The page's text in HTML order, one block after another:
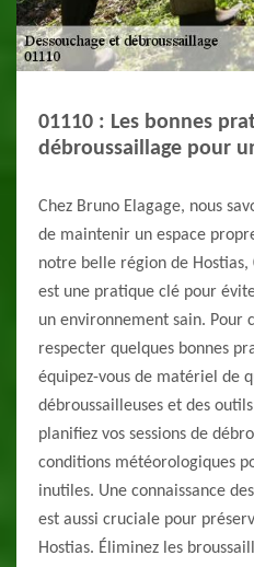
01110 : Les bonnes
débroussaillage pour
Chez Bruno Elagage, nous
de maintenir un espace
notre belle région de Hostias,
est une pratique clé pour
un environnement sain. Pour
respecter quelques bonnes
équipez-vous de matériel de
débroussailleuses et des
planifiez vos sessions de
conditions météorologiques
inutiles. Une connaissance
est aussi cruciale pour
Hostias. Éliminez les